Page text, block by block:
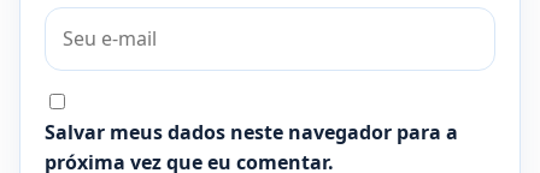
Salvar meus dados neste navegador para a
próxima vez que eu comentar.